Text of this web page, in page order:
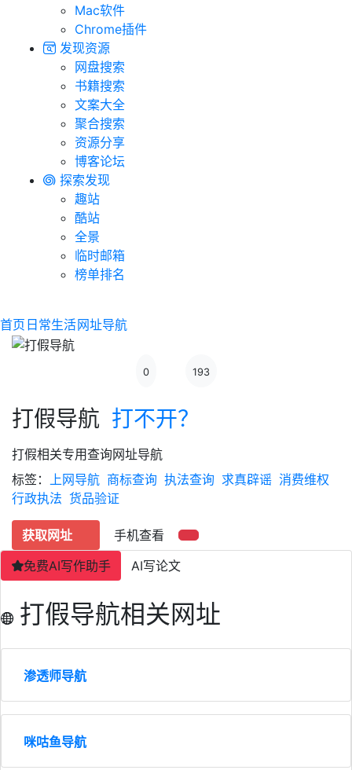
Mac软件
Chrome插件
发现资源
网盘搜索
书籍搜索
文案大全
聚合搜索
资源分享
博客论坛
探索发现
趣站
酷站
全景
临时邮箱
榜单排名
首页 日常生活网址导航
0 193
打假导航 打不开？
打假相关专用查询网址导航
标签：
上网导航 商标查询 执法查询 求真辟谣 消费维权
行政执法 货品验证
获取网址
手机查看
免费AI写作助手
AI写论文
打假导航相关网址
渗透师导航
咪咕鱼导航